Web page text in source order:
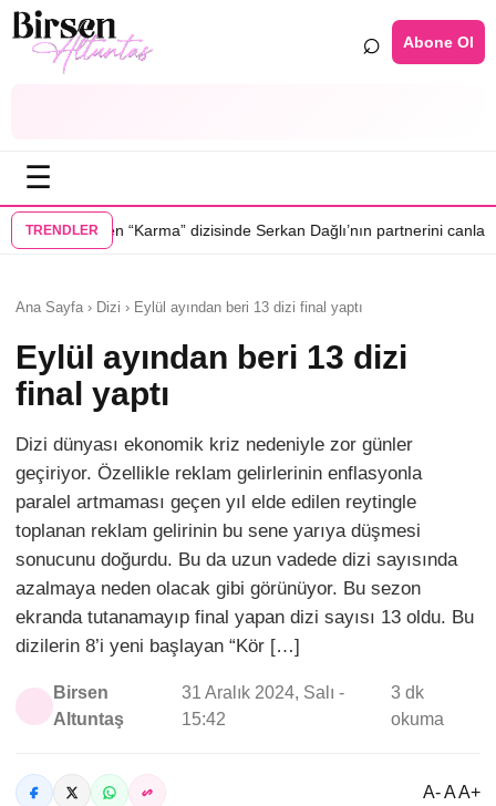
⌕ Abone Ol
☰
TRENDLER
dizisinde Serkan Dağlı’nın partnerini canlandıracak•Daha 17’ye
Ana Sayfa › Dizi › Eylül ayından beri 13 dizi final yaptı
Eylül ayından beri 13 dizi
final yaptı
Dizi dünyası ekonomik kriz nedeniyle zor günler
geçiriyor. Özellikle reklam gelirlerinin enflasyonla
paralel artmaması geçen yıl elde edilen reytingle
toplanan reklam gelirinin bu sene yarıya düşmesi
sonucunu doğurdu. Bu da uzun vadede dizi sayısında
azalmaya neden olacak gibi görünüyor. Bu sezon
ekranda tutanamayıp final yapan dizi sayısı 13 oldu. Bu
dizilerin 8’i yeni başlayan “Kör […]
Birsen
Altuntaş
31 Aralık 2024, Salı -
15:42
3 dk
okuma
A- A A+